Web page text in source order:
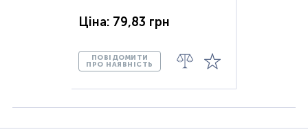
Ціна: 79,83 грн
ПОВІДОМИТИ
ПРО НАЯВНІСТЬ